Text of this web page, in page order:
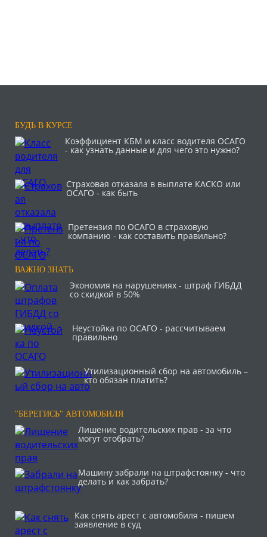
БУДЬ В КУРСЕ
Коэффициент КБМ и класс водителя ОСАГО
- как узнать данные и для чего это нужно?
Страховая отказала в выплате КАСКО или
ОСАГО - как быть
Претензия по ОСАГО в страховую
компанию - как составить правильно?
ВАЖНО ЗНАТЬ
Экономия на нарушениях - штраф ГИБДД
со скидкой в 50%
Неустойка по ОСАГО - рассчитываем
правильно
Утилизационный сбор на автомобиль –
кто обязан платить?
"БЕРЕГИСЬ" АВТОМОБИЛЯ
Лишение водительских прав - за что
могут отобрать?
Машину забрали на штрафстоянку - что
делать и как забрать?
Как снять арест с автомобиля - пишем
заявление в суд